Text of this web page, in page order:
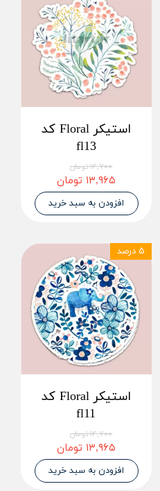
استیکر Floral کد
fl13
۱۴,۷۰۰ تومان
۱۳,۹۶۵ تومان
افزودن به سبد خرید
استیکر Floral کد
fl11
۱۴,۷۰۰ تومان
۱۳,۹۶۵ تومان
افزودن به سبد خرید
۵ درصد